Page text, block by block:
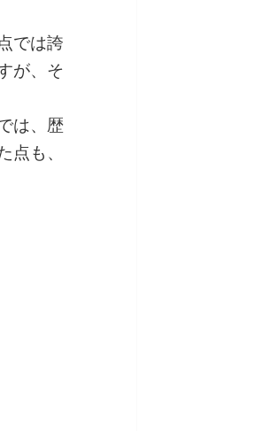
では誇
が、そ
は、歴
も、